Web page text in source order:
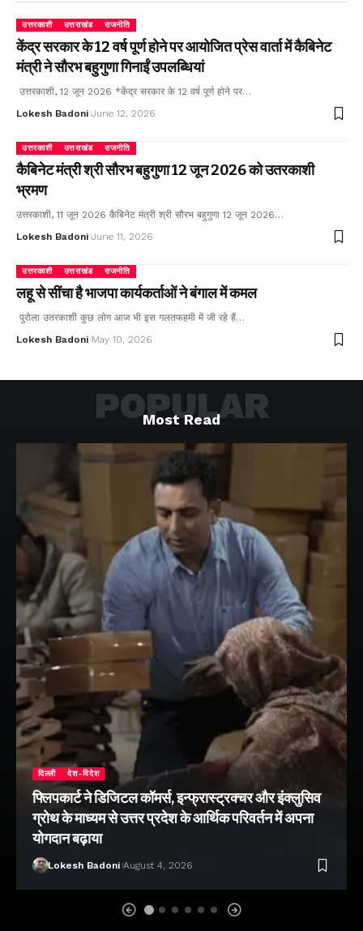
उत्तरकाशी उत्तराखंड राजनीति
केंद्र सरकार के 12 वर्ष पूर्ण होने पर आयोजित प्रेस वार्ता में कैबिनेट
मंत्री ने सौरभ बहुगुणा गिनाईं उपलब्धियां
उत्तरकाशी, 12 जून 2026 *केंद्र सरकार के 12 वर्ष पूर्ण होने पर…
Lokesh Badoni June 12, 2026
उत्तरकाशी उत्तराखंड राजनीति
कैबिनेट मंत्री श्री सौरभ बहुगुणा 12 जून 2026 को उतरकाशी
भ्रमण
उत्तरकाशी, 11 जून 2026 कैबिनेट मंत्री श्री सौरभ बहुगुणा 12 जून 2026…
Lokesh Badoni June 11, 2026
उत्तरकाशी उत्तराखंड राजनीति
लहू से सींचा है भाजपा कार्यकर्ताओं ने बंगाल में कमल
पुरोला उतरकाशी कुछ लोग आज भी इस गलतफहमी में जी रहे हैं…
Lokesh Badoni May 10, 2026
Most Read
POPULAR
दिल्ली देश-विदेश
फ्लिपकार्ट ने डिजिटल कॉमर्स, इन्फ्रास्ट्रक्चर और इंक्लुसिव
ग्रोथ के माध्यम से उत्तर प्रदेश के आर्थिक परिवर्तन में अपना
योगदान बढ़ाया
Lokesh Badoni August 4, 2026